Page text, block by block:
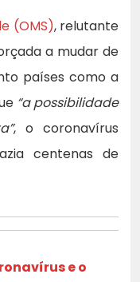
(OMS), relutante
a mudar de
países como a
“a possibilidade
, o coronavírus
centenas de
e o